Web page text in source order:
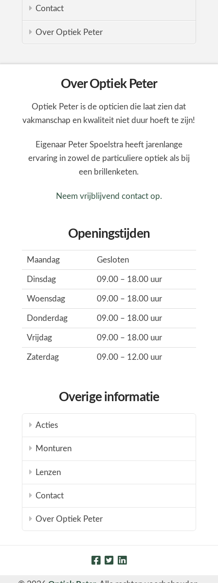
Contact
Over Optiek Peter
Over Optiek Peter
Optiek Peter is de opticien die laat zien dat
vakmanschap en kwaliteit niet duur hoeft te zijn!
Eigenaar Peter Spoelstra heeft jarenlange
ervaring in zowel de particuliere optiek als bij
een brillenketen.
Neem vrijblijvend contact op.
Openingstijden
Maandag Gesloten
Dinsdag 09.00 – 18.00 uur
Woensdag 09.00 – 18.00 uur
Donderdag 09.00 – 18.00 uur
Vrijdag 09.00 – 18.00 uur
Zaterdag 09.00 – 12.00 uur
Overige informatie
Acties
Monturen
Lenzen
Contact
Over Optiek Peter